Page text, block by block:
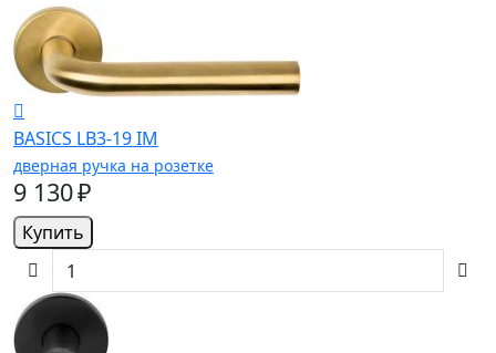
BASICS LB3-19 IM
дверная ручка на розетке
9 130 ₽
Купить